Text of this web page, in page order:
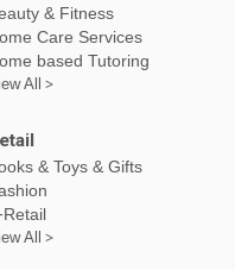
& Fitness
Care Services
based Tutoring
All >
& Toys & Gifts
Retail
All >